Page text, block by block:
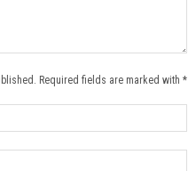
Required fields are marked with *